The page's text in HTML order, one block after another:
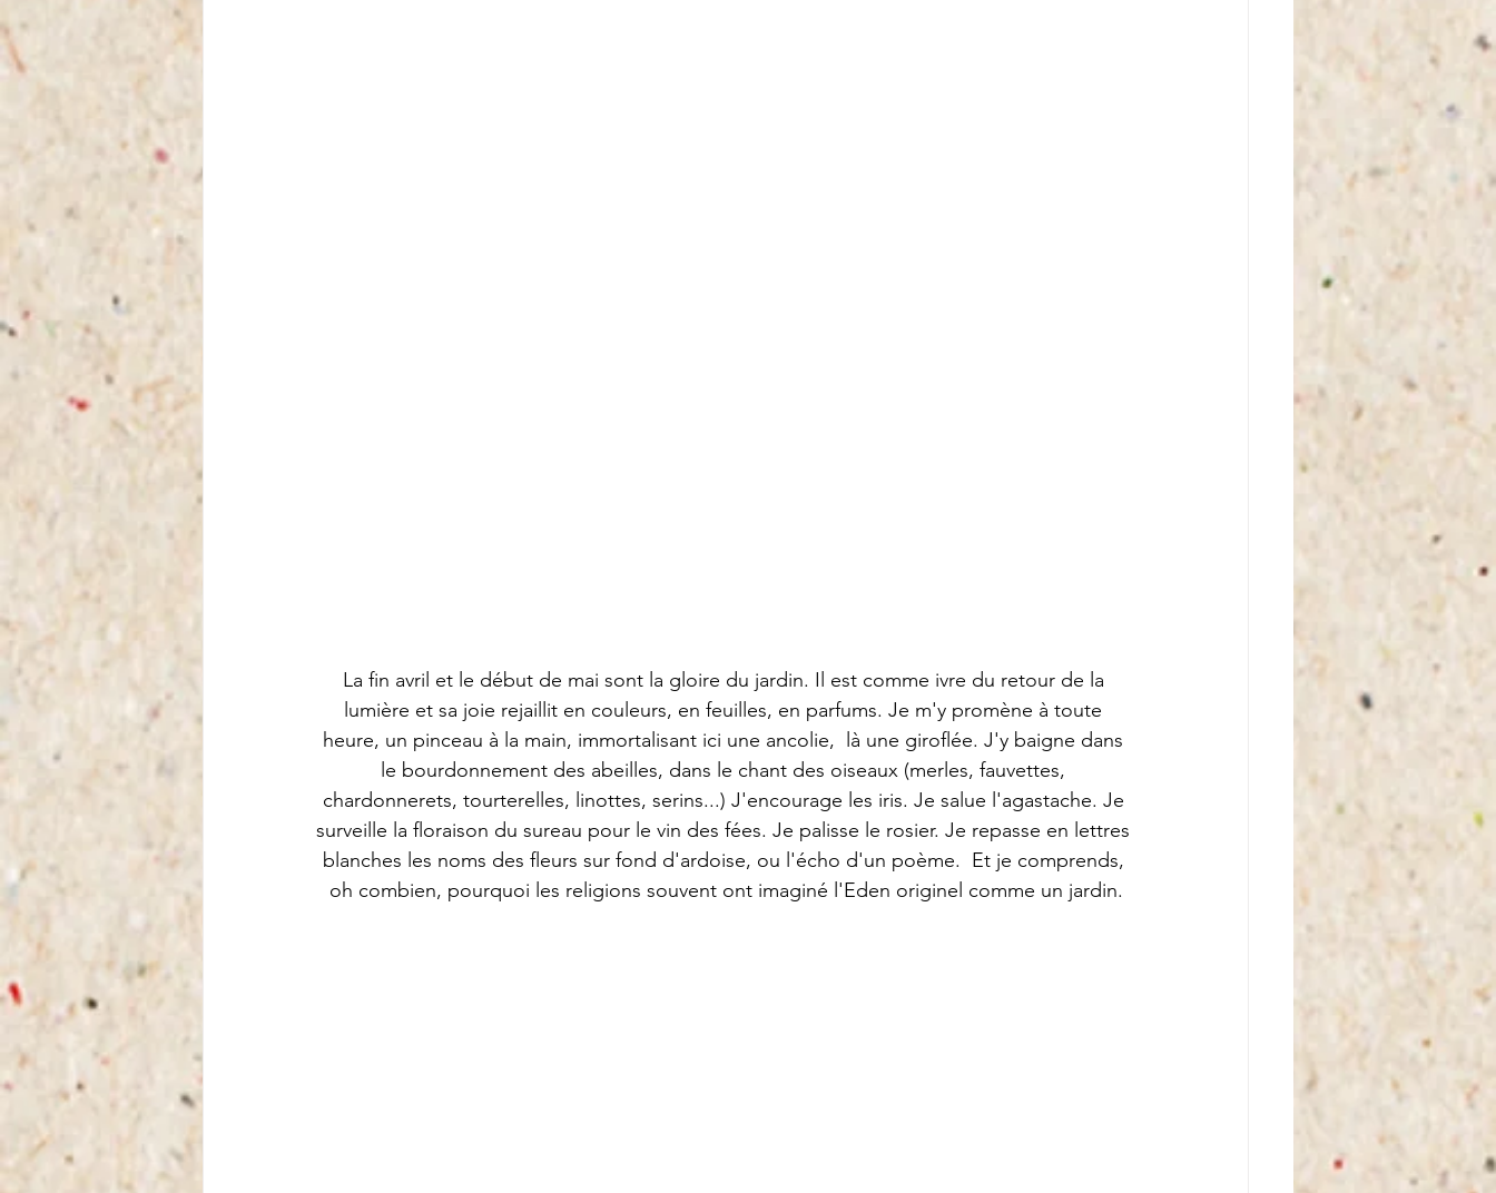
La fin avril et le début de mai sont la gloire du jardin. Il est comme ivre du retour de la
lumière et sa joie rejaillit en couleurs, en feuilles, en parfums. Je m'y promène à toute
heure, un pinceau à la main, immortalisant ici une ancolie,  là une giroflée. J'y baigne dans
le bourdonnement des abeilles, dans le chant des oiseaux (merles, fauvettes,
chardonnerets, tourterelles, linottes, serins...) J'encourage les iris. Je salue l'agastache. Je
surveille la floraison du sureau pour le vin des fées. Je palisse le rosier. Je repasse en lettres
blanches les noms des fleurs sur fond d'ardoise, ou l'écho d'un poème.  Et je comprends,
oh combien, pourquoi les religions souvent ont imaginé l'Eden originel comme un jardin.